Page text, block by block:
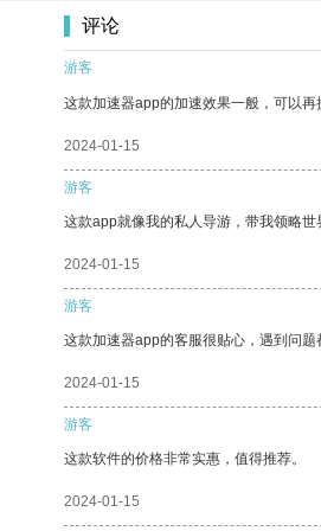
评论
游客
这款加速器app的加速效果一般，可以再
2024-01-15
游客
这款app就像我的私人导游，带我领略世
2024-01-15
游客
这款加速器app的客服很贴心，遇到问题
2024-01-15
游客
这款软件的价格非常实惠，值得推荐。
2024-01-15